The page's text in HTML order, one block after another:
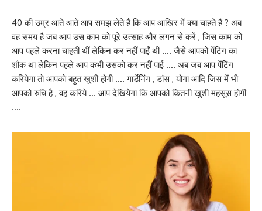
40 की उम्र आते आते आप समझ लेते हैं कि आप आखिर में क्या चाहते हैं ? अब
वह समय है जब आप उस काम को पूरे उत्साह और लगन से करें , जिस काम को
आप पहले करना चाहतीं थीं लेकिन कर नहीं पाईं थीं …. जैसे आपको पेंटिंग का
शौक था लेकिन पहले आप कभी उसको कर नहीं पाई …. अब जब आप पेंटिंग
करियेगा तो आपको बहुत खुशी होगी …. गार्डेनिंग , डांस , योगा आदि जिस में भी
आपको रुचि है , वह करिये … आप देखियेगा कि आपको कितनी खुशी महसूस होगी
….